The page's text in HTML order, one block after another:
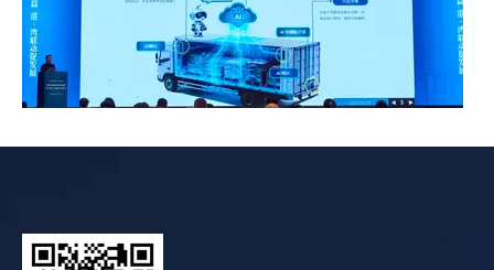
封关运作启新篇 港·湾联动促发展｜久通物联亮相海南自贸港主题活动，以 AIoT 筑牢全球贸易可信通道